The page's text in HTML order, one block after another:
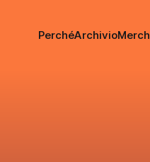
PerchéArchivioMerch